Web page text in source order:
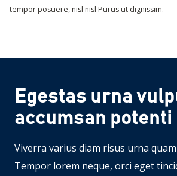
tempor posuere, nisl nisl Purus ut dignissim.
Egestas urna
accumsan potenti
Viverra varius diam risus urna
Tempor lorem neque, orci eget